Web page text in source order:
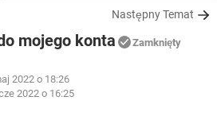
FACEBOOK
FACEBOOK
TIKTOK
NETFLIX
TIKTOK
Następny Temat
mojego konta Zamknięty
2022 o 18:26
2022 o 16:25